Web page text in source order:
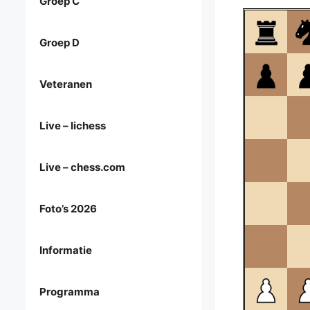
Groep D
Veteranen
Live – lichess
Live – chess.com
Foto’s 2026
Informatie
Programma